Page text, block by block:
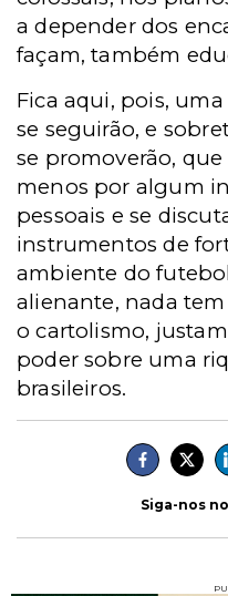
a depender dos
façam, também
Fica aqui, pois,
se seguirão, e
se promoverão,
menos por algum
pessoais e se
instrumentos de
ambiente do
alienante, nada
o cartolismo,
poder sobre uma
brasileiros.
Siga-nos no